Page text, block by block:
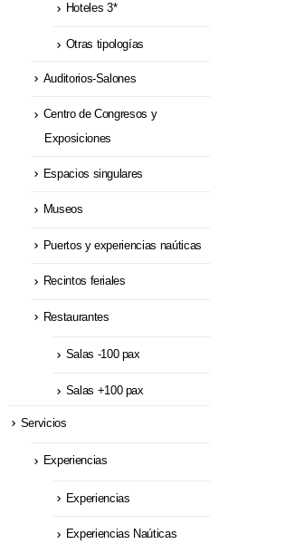
Hoteles 3*
Otras tipologías
Auditorios-Salones
Centro de Congresos y
Exposiciones
Espacios singulares
Museos
Puertos y experiencias naúticas
Recintos feriales
Restaurantes
Salas -100 pax
Salas +100 pax
Servicios
Experiencias
Experiencias
Experiencias Naúticas